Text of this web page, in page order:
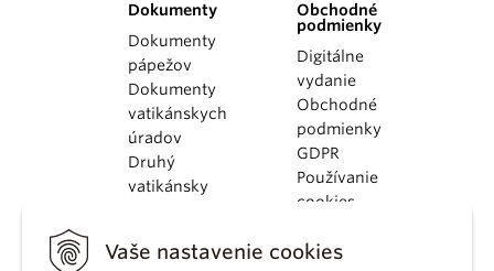
Vaše nastavenie cookies
Dokumenty
Dokumenty
pápežov
Dokumenty
vatikánskych
úradov
Druhý
vatikánsky
KBS
Obchodné
podmienky
Digitálne
vydanie
Obchodné
podmienky
GDPR
Používanie
cookies